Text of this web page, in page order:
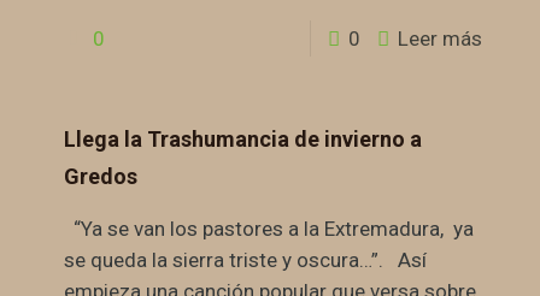
0 0 Leer más
Llega la Trashumancia de invierno a
Gredos
“Ya se van los pastores a la Extremadura, ya
se queda la sierra triste y oscura…”. Así
empieza una canción popular que versa sobre